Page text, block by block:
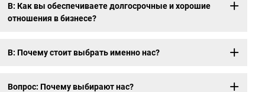
В: Как вы обеспечиваете долгосрочные и хорошие
отношения в бизнесе?
В: Почему стоит выбрать именно нас?
Вопрос: Почему выбирают нас?